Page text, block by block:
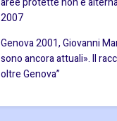
2007
Genova 2001, Giovanni
sono ancora attuali». Il
oltre Genova”